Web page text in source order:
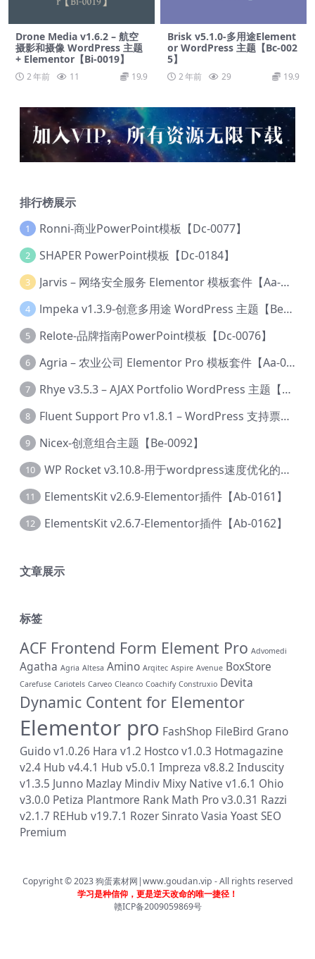
Drone Media v1.6.2 – 航空
摄影和摄像 WordPress 主题
+ Elementor【Bi-0019】
2 年前 11 19.9
Brisk v5.1.0-多用途Element
or WordPress 主题【Bc-002
5】
2 年前 29 19.9
排行榜展示
1 Ronni-商业PowerPoint模板【Dc-0077】
2 SHAPER PowerPoint模板【Dc-0184】
3 Jarvis – 网络安全服务 Elementor 模板套件【Aa-0035】
4 lmpeka v1.3.9-创意多用途 WordPress 主题【Be-0064】
5 Relote-品牌指南PowerPoint模板【Dc-0076】
6 Agria – 农业公司 Elementor Pro 模板套件【Aa-0003】
7 Rhye v3.5.3 – AJAX Portfolio WordPress 主题【Bi-0049】
8 Fluent Support Pro v1.8.1 – WordPress 支持票务系统【Cc-0041】
9 Nicex-创意组合主题【Be-0092】
10 WP Rocket v3.10.8-用于wordpress速度优化的缓存加速插件【Cd-0019】
11 ElementsKit v2.6.9-Elementor插件【Ab-0161】
12 ElementsKit v2.6.7-Elementor插件【Ab-0162】
文章展示
标签
ACF Frontend Form Element Pro Advomedi
Agatha Agria Altesa Amino Arqitec Aspire Avenue BoxStore
Carefuse Cariotels Carveo Cleanco Coachify Construxio Devita
Dynamic Content for Elementor
Elementor pro FashShop FileBird Grano
Guido v1.0.26 Hara v1.2 Hostco v1.0.3 Hotmagazine
v2.4 Hub v4.4.1 Hub v5.0.1 Impreza v8.8.2 Induscity
v1.3.5 Junno Mazlay Mindiv Mixy Native v1.6.1 Ohio
v3.0.0 Petiza Plantmore Rank Math Pro v3.0.31 Razzi
v2.1.7 REHub v19.7.1 RozerSinratoVasia Yoast SEO
Premium
Copyright © 2023狗蛋素材网|www.goudan.vip - All rights reserved
学习是种信仰，更是逆天改命的唯一捷径！
赣ICP备2009059869号